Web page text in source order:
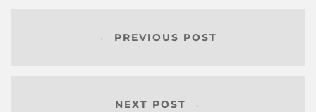
← PREVIOUS POST
NEXT POST →